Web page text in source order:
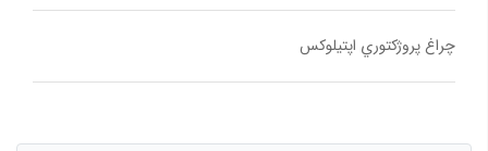
چراغ پروژكتوري اپتيلوكس